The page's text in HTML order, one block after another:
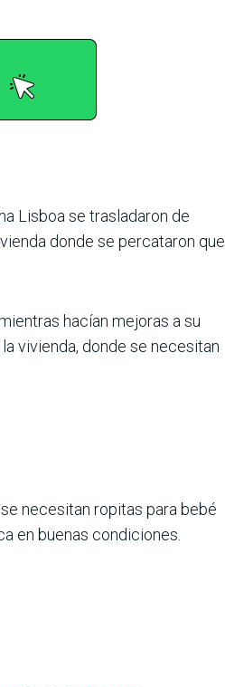
Lisboa se trasladaron de
donde se percataron que
hacían mejoras a su
vivienda, donde se necesitan
necesitan ropitas para bebé
en buenas condiciones.